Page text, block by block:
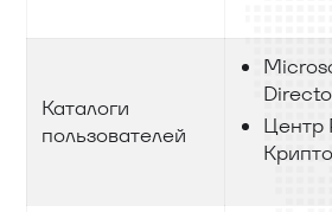
Каталоги
пользователей
Центр